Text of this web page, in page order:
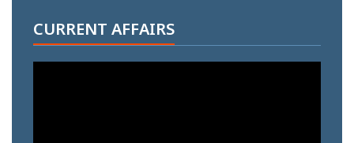
अपराध श्रृङ्खला || SIDHAKURA ||
CURRENT AFFAIRS